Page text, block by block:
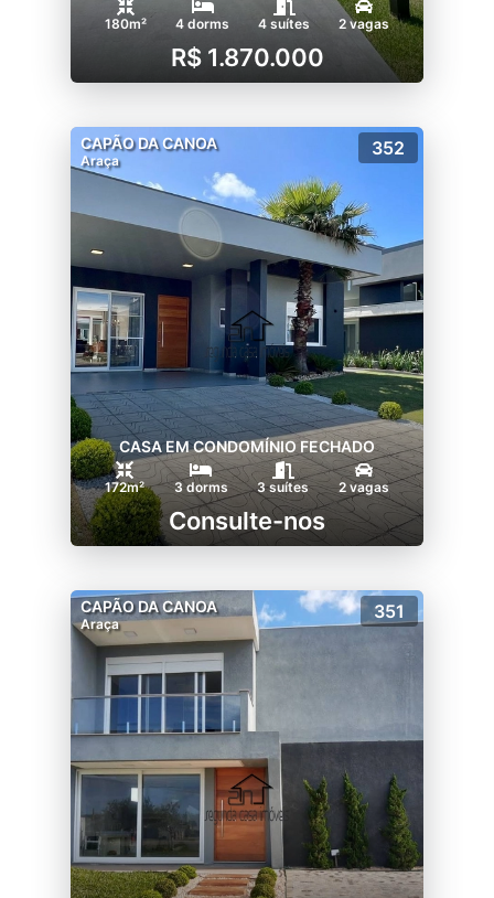
180m² 4 dorms 4 suítes 2 vagas
R$ 1.870.000
CAPÃO DA CANOA
Araça
352
CASA EM CONDOMÍNIO FECHADO
172m² 3 dorms 3 suítes 2 vagas
Consulte-nos
CAPÃO DA CANOA
Araça
351